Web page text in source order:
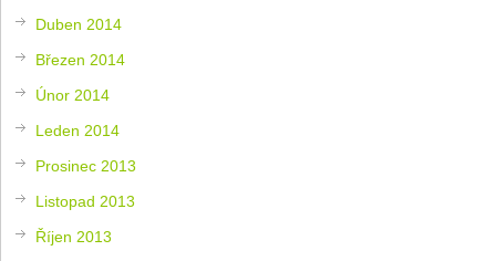
Duben 2014
Březen 2014
Únor 2014
Leden 2014
Prosinec 2013
Listopad 2013
Říjen 2013